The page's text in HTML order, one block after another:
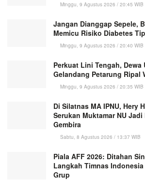
Minggu, 9 Agustus 2026 / 20:45 WIB
Jangan Dianggap Sepele,
Memicu Risiko Diabetes
Minggu, 9 Agustus 2026 / 20:40 WIB
Perkuat Lini Tengah, Dewa
Gelandang Petarung Ripal
Minggu, 9 Agustus 2026 / 20:35 WIB
Di Silatnas MA IPNU, Hery
Serukan Muktamar NU
Gembira
Sabtu, 8 Agustus 2026 / 13:37 WIB
Piala AFF 2026: Ditahan
Langkah Timnas
Grup